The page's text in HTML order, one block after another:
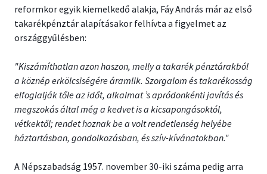
reformkor egyik kiemelkedő alakja, Fáy András már az első
takarékpénztár alapításakor felhívta a figyelmet az
országgyűlésben:
"Kiszámíthatlan azon haszon, melly a takarék pénztárakból
a köznép erkölcsiségére áramlik. Szorgalom és takarékosság
elfoglalják tőle az időt, alkalmat ’s apródonkénti javítás és
megszokás által még a kedvet is a kicsapongásoktól,
vétkektől; rendet hoznak be a volt rendetlenség helyébe
háztartásban, gondolkozásban, és szív-kívánatokban."
A Népszabadság 1957. november 30-iki száma pedig arra